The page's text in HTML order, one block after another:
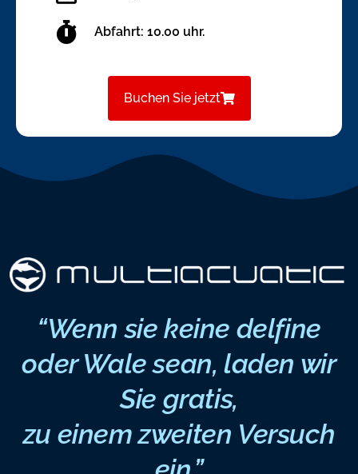
Abfahrt: 10.00 uhr.
Buchen Sie jetzt
“Wenn sie keine delfine
oder Wale sean, laden wir
Sie gratis,
zu einem zweiten Versuch